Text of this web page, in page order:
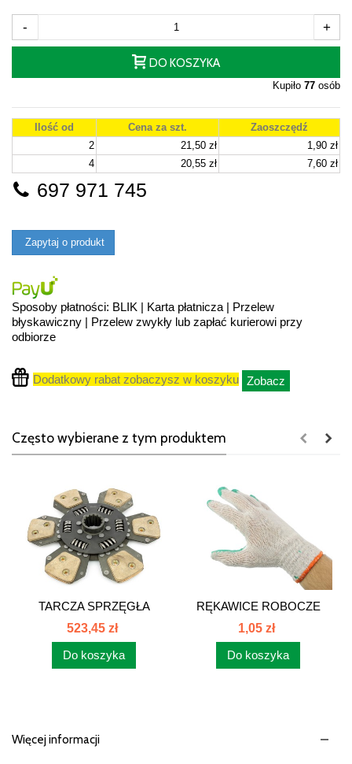
- +
DO KOSZYKA
Kupiło 77 osób
Ilość od Cena za szt.
Zaoszczędź
2
21,50 zł
1,90 zł
4
20,55 zł 7,60 zł
697 971 745
Zapytaj o produkt
Sposoby płatności: BLIK | Karta płatnicza | Przelew
błyskawiczny | Przelew zwykły lub zapłać kurierowi przy
odbiorze
Dodatkowy rabat zobaczysz w koszyku Zobacz
Często wybierane z tym produktem
TARCZA SPRZĘGŁA
280...
523,45 zł
Do koszyka
RĘKAWICE ROBOCZE
WAM WAMPIRKI
1,05 zł
Do koszyka
Więcej informacji